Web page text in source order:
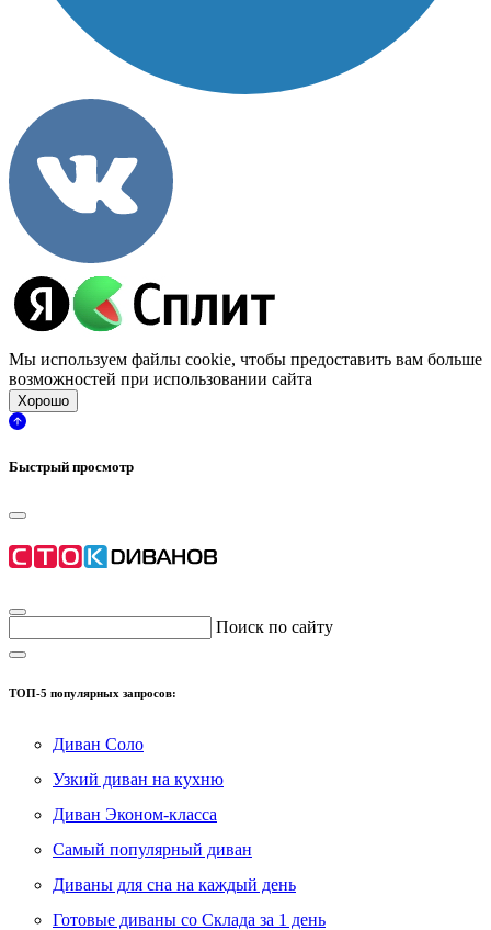
Мы используем файлы cookie, чтобы предоставить вам больше
возможностей при использовании сайта
Хорошо
Быстрый просмотр
Поиск по сайту
ТОП-5 популярных запросов:
Диван Соло
Узкий диван на кухню
Диван Эконом-класса
Самый популярный диван
Диваны для сна на каждый день
Готовые диваны со Склада за 1 день